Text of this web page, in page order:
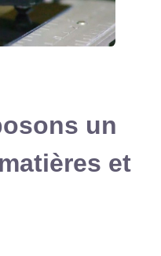
un
et